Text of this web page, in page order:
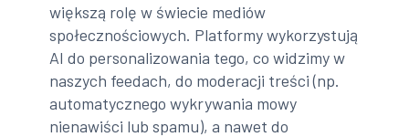
większą rolę w świecie mediów
społecznościowych. Platformy wykorzystują
AI do personalizowania tego, co widzimy w
naszych feedach, do moderacji treści (np.
automatycznego wykrywania mowy
nienawiści lub spamu), a nawet do